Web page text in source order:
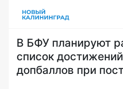
В БФУ планируют
список
допбаллов при